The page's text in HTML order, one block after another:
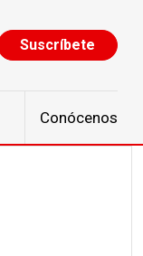
Suscríbete
Conócenos